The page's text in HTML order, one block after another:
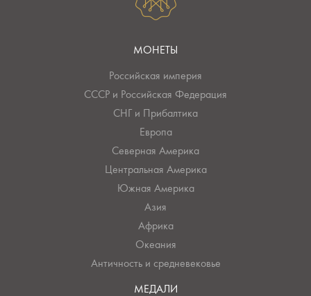
МОНЕТЫ
Российская империя
СССР и Российская Федерация
СНГ и Прибалтика
Европа
Северная Америка
Центральная Америка
Южная Америка
Азия
Африка
Океания
Античность и средневековье
МЕДАЛИ